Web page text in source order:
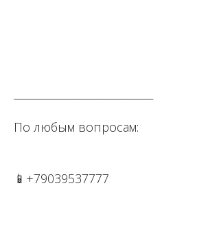
По любым вопросам: ⁣⁣⠀⁣⁣⠀⁣⁣⠀⁣⁣⠀⁣⁣⠀⁣⁣⠀⁣⁣⠀
📱+79039537777⁣⁣⁣⁣⠀⁣⁣⠀⁣⁣⠀⁣⁣⠀⁣⁣⠀